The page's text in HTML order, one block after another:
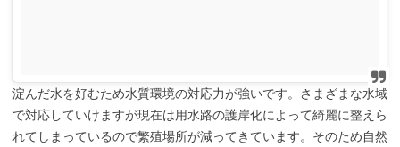
淀んだ水を好むため水質環境の対応力が強いです。さまざまな水域
で対応していけますが現在は用水路の護岸化によって綺麗に整えら
れてしまっているので繁殖場所が減ってきています。そのため自然